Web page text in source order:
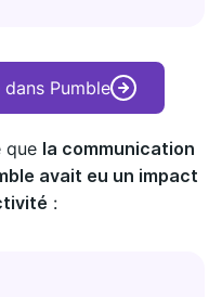
Pumble
que la communication
avait eu un impact
: